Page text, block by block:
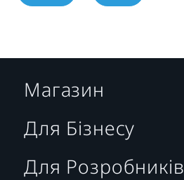
Магазин
Для Бізнесу
Для Розробників